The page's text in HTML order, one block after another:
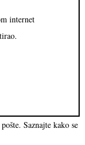
internet
Saznajte kako se